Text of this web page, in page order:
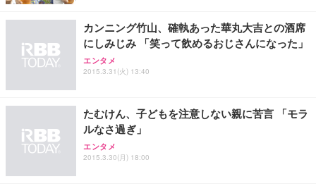
カンニング竹山、確執あった華丸大吉との酒席
にしみじみ 「笑って飲めるおじさんになった」
エンタメ
2015.3.31(火) 13:40
たむけん、子どもを注意しない親に苦言 「モラ
ルなさ過ぎ」
エンタメ
2015.3.30(月) 18:00